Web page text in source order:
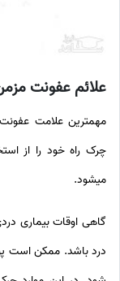
علائم عفونت
مهمترین علامت
چرک راه خود را از
میشود.
گاهی اوقات بیماری
درد باشد. ممکن است